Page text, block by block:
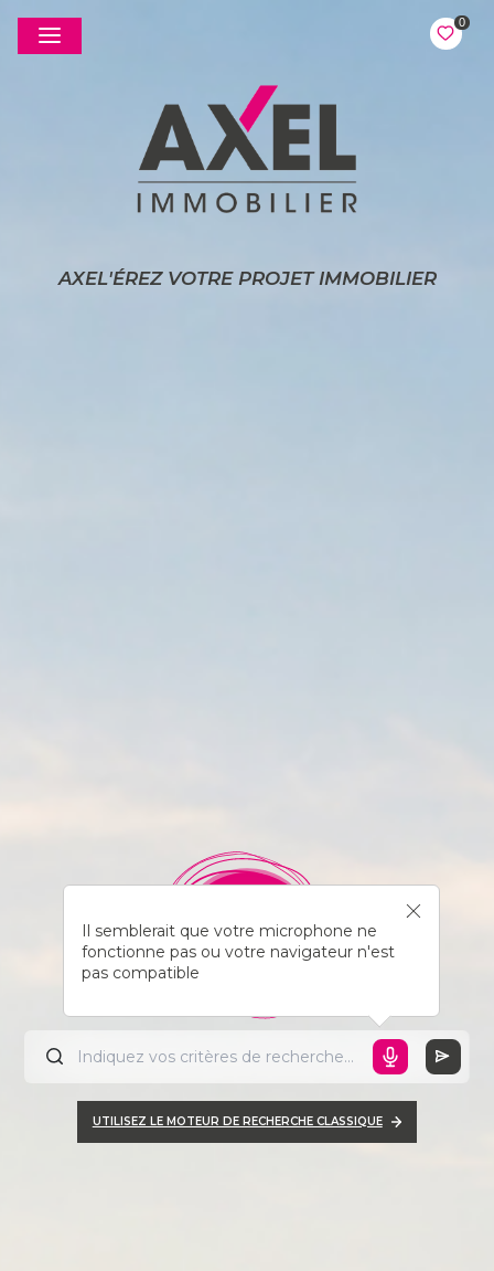
0
AXEL'ÉREZ VOTRE PROJET IMMOBILIER
Il semblerait que votre microphone ne
fonctionne pas ou votre navigateur n'est
pas compatible
UTILISEZ LE MOTEUR DE RECHERCHE CLASSIQUE